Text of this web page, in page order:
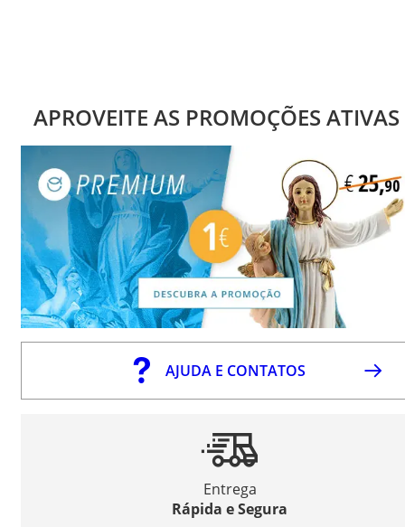
APROVEITE AS PROMOÇÕES ATIVAS
AJUDA E CONTATOS
Entrega
Rápida e Segura